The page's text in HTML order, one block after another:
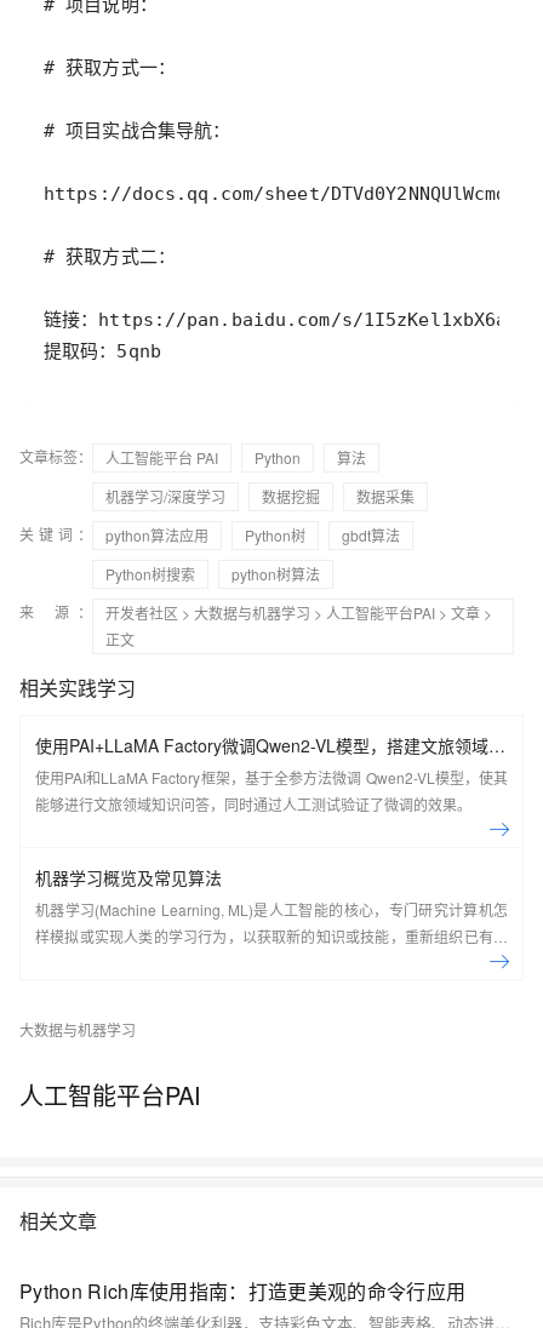
# 项目说明：
# 获取方式一：
# 项目实战合集导航：
https : //docs . qq . com/sheet/DTVd0Y2NNQUlWcmd6
# 获取方式二：
链接：https : //pan . baidu . com/s/1
提取码：5qnb
文章标签： 人工智能平台 PAI Python
算法
机器学习/深度学习
数据挖掘
数据采集
关键词：
python算法应用 Python树
gbdt算法
Python树搜索
python树算法
来 源：
开发者社区 > 大数据与机器学习 > 人工智能平台PAI > 文章 >
正文
相关实践学习
使用PAI+LLaMA Factory微调Qwen2-VL模型，搭建文旅领域知
识问答机器人
使用PAI和LLaMA Factory框架，基于全参方法微调 Qwen2-VL模型，使其
能够进行文旅领域知识问答，同时通过人工测试验证了微调的效果。
机器学习概览及常见算法
机器学习(Machine Learning, ML)是人工智能的核心，专门研究计算机怎
样模拟或实现人类的学习行为，以获取新的知识或技能，重新组织已有的
知识结构使之不断改善自身的性能，它是使计算机具有智能的根本途径，
大数据与机器学习
人工智能平台PAI
相关文章
Python Rich库使用指南：打造更美观的命令行应用
Rich库是Python的终端美化利器，支持彩色文本、智能表格、动态进度条和语法高亮，大幅提升命令行应用的可视化效果与用户体验。